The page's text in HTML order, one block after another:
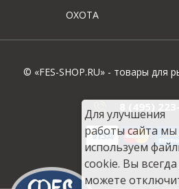
ОХОТА
© «FES-SHOP.RU» - товары для
8 (495)
Для улучшения
работы сайта мы
используем
cookie. Вы всегда
можете